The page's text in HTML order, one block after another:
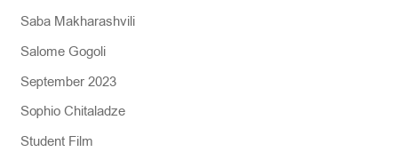
Saba Makharashvili
Salome Gogoli
September 2023
Sophio Chitaladze
Student Film